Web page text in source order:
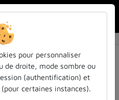
de vues
pour personnaliser
de droite, mode sombre ou
(authentification) et
certaines instances).